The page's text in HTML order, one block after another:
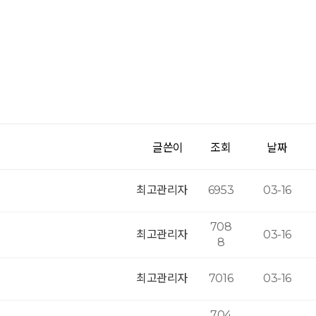
글쓴이 조회 날짜
최고관리자 6953 03-16
최고관리자
708
8
03-16
최고관리자 7016 03-16